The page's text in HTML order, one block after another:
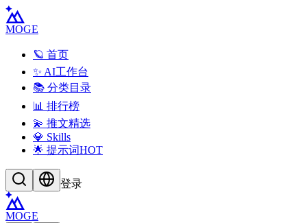
MOGE
🪐 首页
✨ AI工作台
📚 分类目录
📊 排行榜
💫 推文精选
💎 Skills
🌟 提示词HOT
登录
MOGE